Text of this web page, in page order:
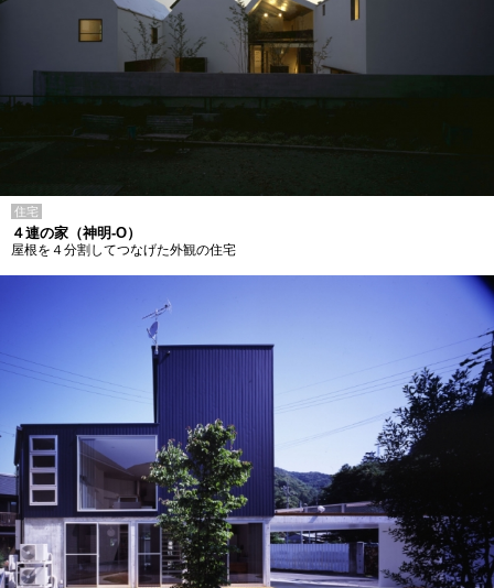
住宅
４連の家（神明-O）
屋根を４分割してつなげた外観の住宅